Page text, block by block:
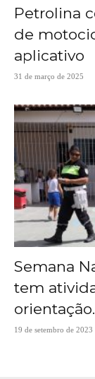
Petrolina
de
aplicativo
31 de março de 2025
Semana
tem
19 de setembro de 2023